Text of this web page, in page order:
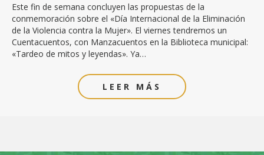
Este fin de semana concluyen las propuestas de la
conmemoración sobre el «Día Internacional de la Eliminación
de la Violencia contra la Mujer». El viernes tendremos un
Cuentacuentos, con Manzacuentos en la Biblioteca municipal:
«Tardeo de mitos y leyendas». Ya…
LEER MÁS